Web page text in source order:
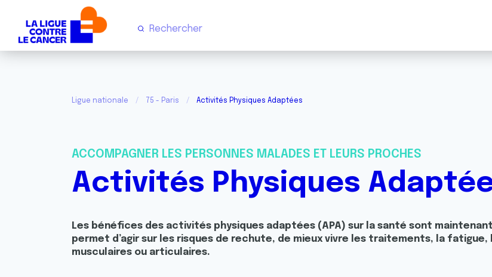
Ligue nationale 75 - Paris Activités Physiques Adaptées
ACCOMPAGNER LES PERSONNES MALADES ET LEURS PROCHES
Activités Physiques
Les bénéfices des activités physiques adaptées (APA) sur la santé sont
permet d’agir sur les risques de rechute, de mieux vivre les traitements, la
musculaires ou articulaires.